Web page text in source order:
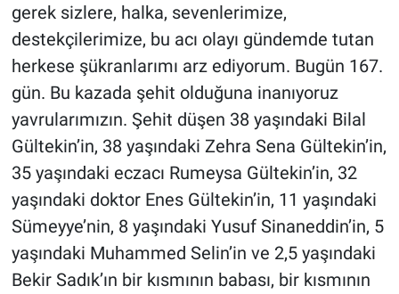
gerek sizlere, halka, sevenlerimize,
destekçilerimize, bu acı olayı gündemde tutan
herkese şükranlarımı arz ediyorum. Bugün 167.
gün. Bu kazada şehit olduğuna inanıyoruz
yavrularımızın. Şehit düşen 38 yaşındaki Bilal
Gültekin’in, 38 yaşındaki Zehra Sena Gültekin’in,
35 yaşındaki eczacı Rumeysa Gültekin’in, 32
yaşındaki doktor Enes Gültekin’in, 11 yaşındaki
Sümeyye’nin, 8 yaşındaki Yusuf Sinaneddin’in, 5
yaşındaki Muhammed Selin’in ve 2,5 yaşındaki
Bekir Sadık’ın bir kısmının babası, bir kısmının